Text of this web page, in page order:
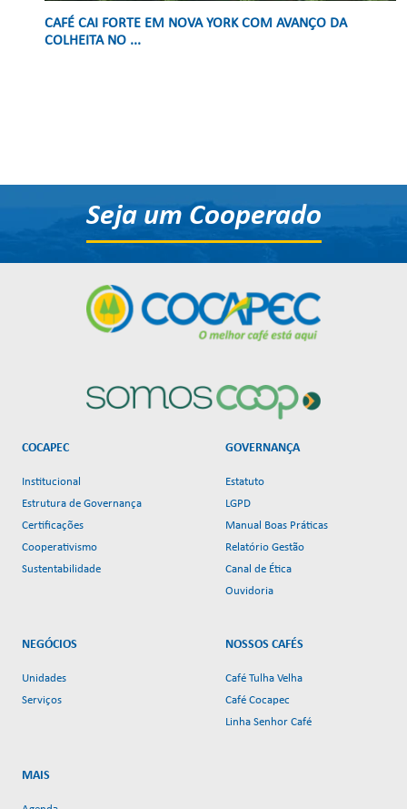
CAFÉ CAI FORTE EM NOVA YORK COM AVANÇO DA
COLHEITA NO ...
Seja um Cooperado
COCAPEC
Institucional
Estrutura de Governança
Certificações
Cooperativismo
Sustentabilidade
GOVERNANÇA
Estatuto
LGPD
Manual Boas Práticas
Relatório Gestão
Canal de Ética
Ouvidoria
NEGÓCIOS
Unidades
Serviços
NOSSOS CAFÉS
Café Tulha Velha
Café Cocapec
Linha Senhor Café
MAIS